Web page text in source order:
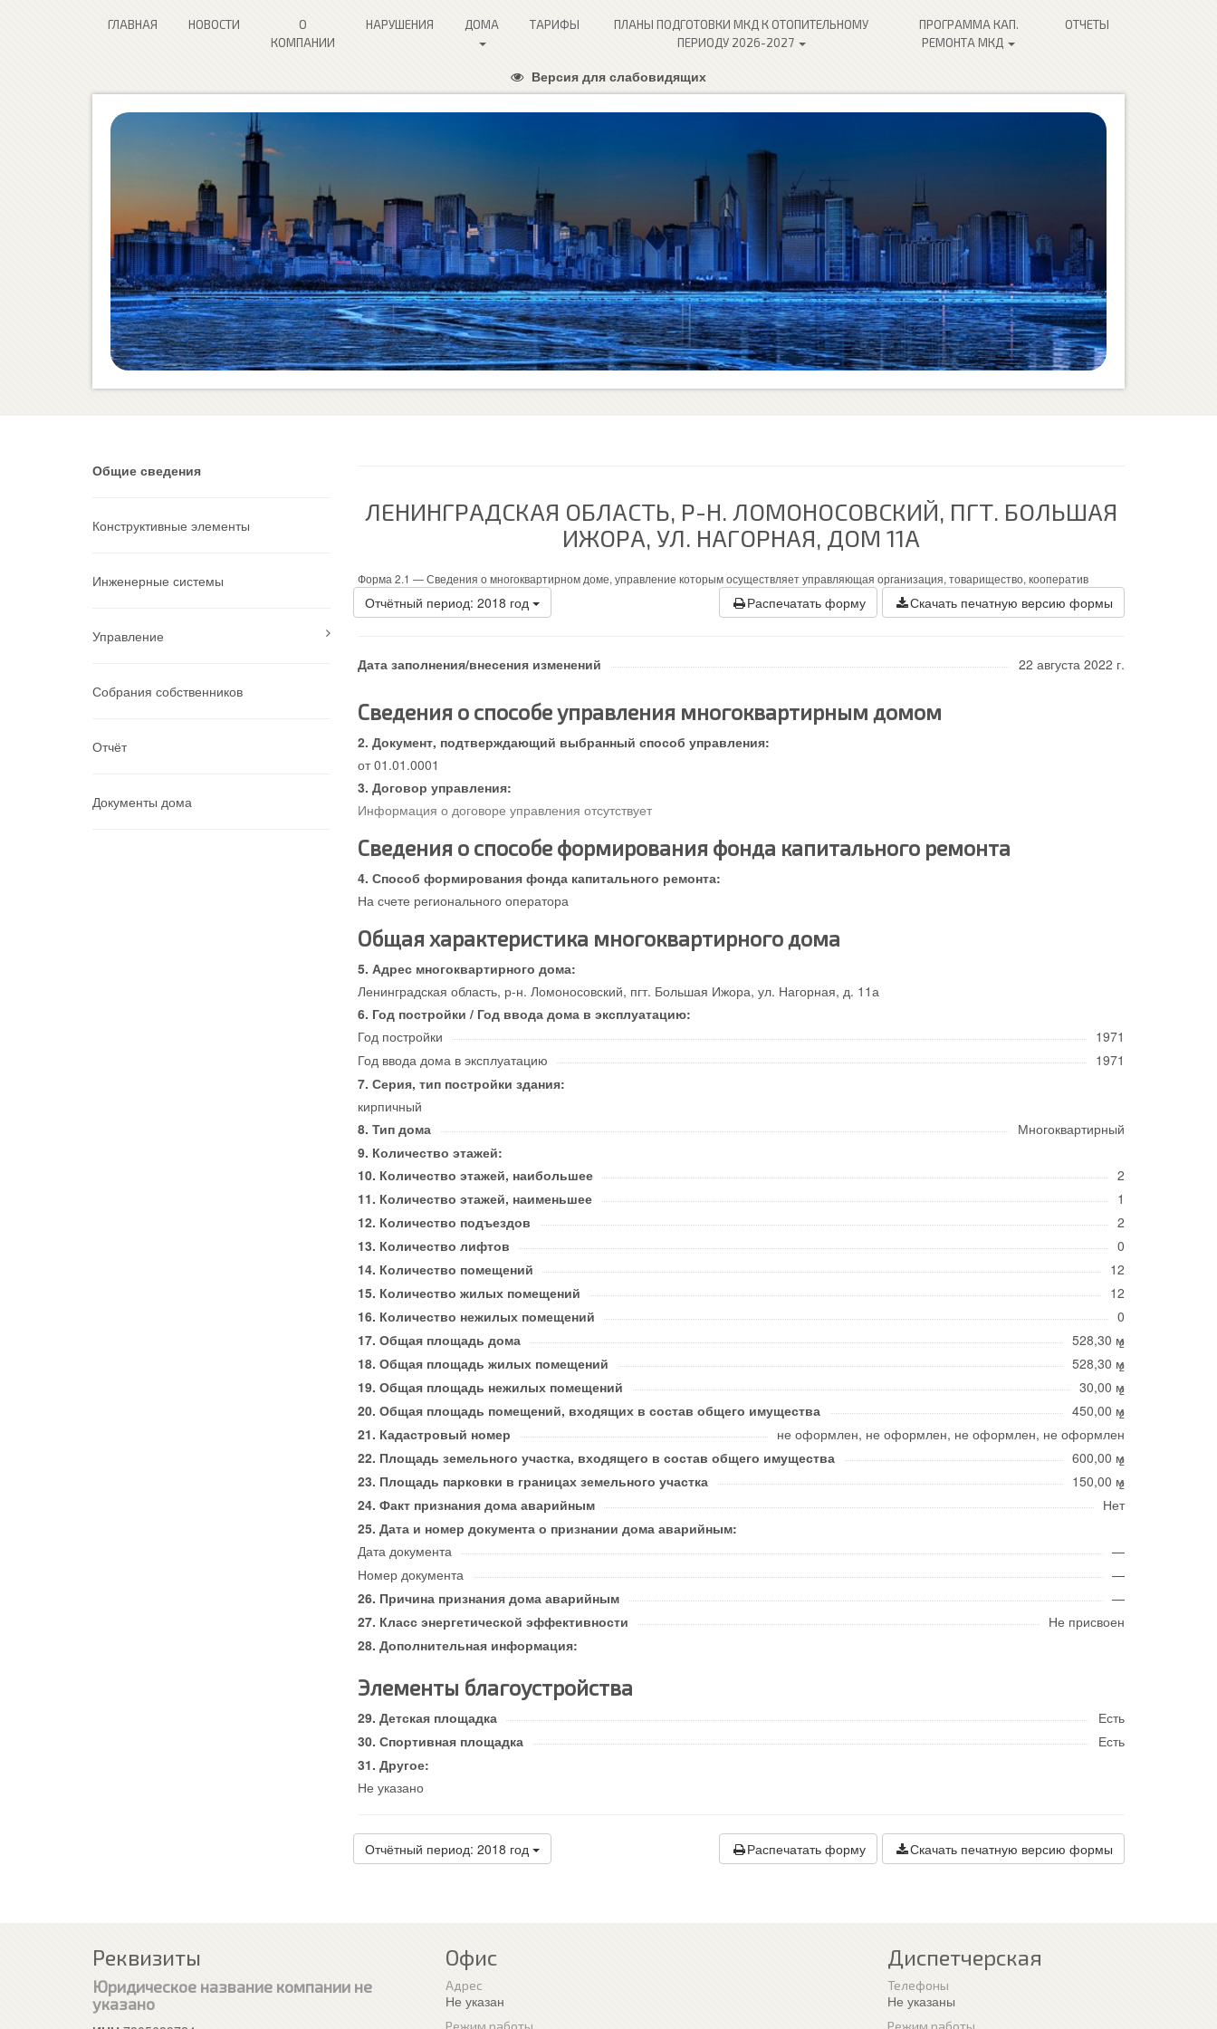
ГЛАВНАЯ НОВОСТИ
О
КОМПАНИИ
НАРУШЕНИЯ ДОМА ТАРИФЫ
ПЛАНЫ ПОДГОТОВКИ МКД К ОТОПИТЕЛЬНОМУ
ПЕРИОДУ 2026-2027
ПРОГРАММА КАП.
РЕМОНТА МКД
ОТЧЕТЫ
Версия для слабовидящих
Общие сведения
Конструктивные элементы
Инженерные системы
Управление
Собрания собственников
Отчёт
Документы дома
ЛЕНИНГРАДСКАЯ ОБЛАСТЬ, Р-Н. ЛОМОНОСОВСКИЙ, ПГТ. БОЛЬШАЯ
ИЖОРА, УЛ. НАГОРНАЯ, ДОМ 11А
Форма 2.1 —Сведения о многоквартирном доме, управление которым осуществляет управляющая организация, товарищество, кооператив
Отчётный период: 2018 год Распечатать форму Скачать печатную версию формы
Дата заполнения/внесения изменений 22 августа 2022 г.
Сведения о способе управления многоквартирным домом
Документ, подтверждающий выбранный способ управления:
от 01.01.0001
Договор управления:
Информация о договоре управления отсутствует
Сведения о способе формирования фонда капитального ремонта
Способ формирования фонда капитального ремонта:
На счете регионального оператора
Общая характеристика многоквартирного дома
Адрес многоквартирного дома:
Ленинградская область, р-н. Ломоносовский, пгт. Большая Ижора, ул. Нагорная, д. 11а
Год постройки / Год ввода дома в эксплуатацию:
Год постройки
1971
Год ввода дома в эксплуатацию
1971
Серия, тип постройки здания:
кирпичный
Тип дома
Многоквартирный
Количество этажей:
Количество этажей, наибольшее
2
Количество этажей, наименьшее
1
Количество подъездов
2
Количество лифтов
0
Количество помещений
12
Количество жилых помещений
12
Количество нежилых помещений
0
Общая площадь дома
528,30 м
2
Общая площадь жилых помещений 528,30 м
2
Общая площадь нежилых помещений 30,00 м
2
Общая площадь помещений, входящих в состав общего имущества 450,00 м
2
Кадастровый номер
не оформлен, не оформлен, не оформлен, не оформлен
Площадь земельного участка, входящего в состав общего имущества
600,00 м
2
Площадь парковки в границах земельного участка 150,00 м
2
Факт признания дома аварийным
Нет
Дата и номер документа о признании дома аварийным:
Дата документа
—
Номер документа
—
Причина признания дома аварийным
—
Класс энергетической эффективности
Не присвоен
Дополнительная информация:
Элементы благоустройства
Детская площадка
Есть
Спортивная площадка
Есть
Другое:
Не указано
Отчётный период: 2018 год Распечатать форму Скачать печатную версию формы
Реквизиты
Юридическое название компании не
указано
Офис
Адрес
Не указан
Режим работы
Диспетчерская
Телефоны
Не указаны
Режим работы